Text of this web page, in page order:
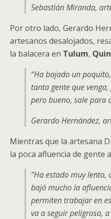
Sebastián Miranda,
Por otro lado, Gerardo
artesanos desalojados,
la balacera en Tulum,
“Ha bajado un
tanta gente que
pero bueno, sale para
Gerardo Hernández,
Mientras que la artesana
la poca afluencia de gente
“Ha estado muy lento,
bajó mucho la
permiten trabajar en
va a seguir peligroso,